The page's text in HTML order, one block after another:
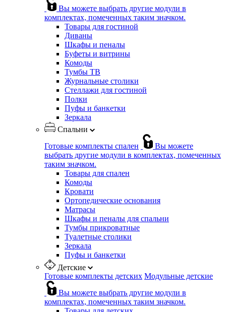
Вы можете выбрать другие модули в
комплектах, помеченных таким значком.
Товары для гостиной
Диваны
Шкафы и пеналы
Буфеты и витрины
Комоды
Тумбы ТВ
Журнальные столики
Стеллажи для гостиной
Полки
Пуфы и банкетки
Зеркала
Спальни
Готовые комплекты спален
Вы можете
выбрать другие модули в комплектах, помеченных
таким значком.
Товары для спален
Комоды
Кровати
Ортопедические основания
Матрасы
Шкафы и пеналы для спальни
Тумбы прикроватные
Туалетные столики
Зеркала
Пуфы и банкетки
Детские
Готовые комплекты детских Модульные детские
Вы можете выбрать другие модули в
комплектах, помеченных таким значком.